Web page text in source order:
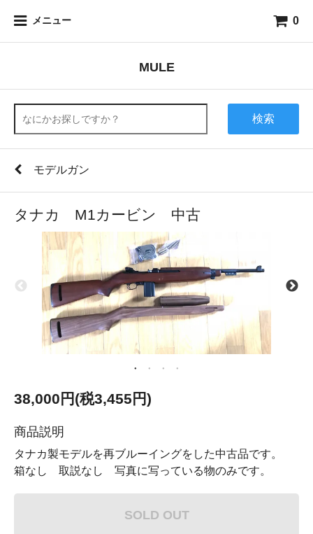
メニュー 0
MULE
検索
モデルガン
タナカ M1カービン 中古
38,000円(税3,455円)
商品説明
タナカ製モデルを再ブルーイングをした中古品です。
箱なし 取説なし 写真に写っている物のみです。
SOLD OUT